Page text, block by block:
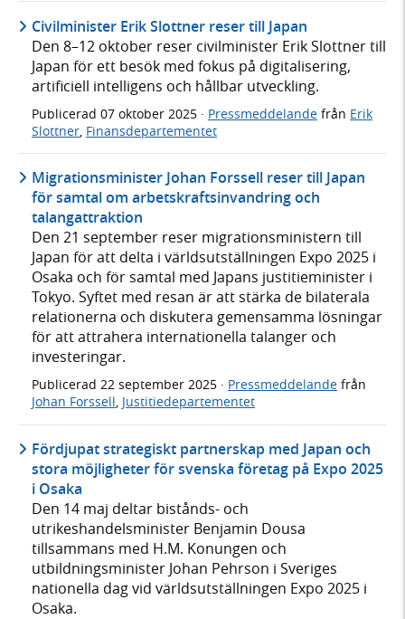
Civilminister Erik Slottner reser till Japan
Den 8–12 oktober reser civilminister Erik Slottner till
Japan för ett besök med fokus på digitalisering,
artificiell intelligens och hållbar utveckling.
Publicerad 07 oktober 2025 · Pressmeddelande från Erik
Slottner Finansdepartementet
Migrationsminister Johan Forssell reser till Japan
för samtal om arbetskraftsinvandring och
talangattraktion
Den 21 september reser migrationsministern till
Japan för att delta i världsutställningen Expo 2025 i
Osaka och för samtal med Japans justitieminister i
Tokyo. Syftet med resan är att stärka de bilaterala
relationerna och diskutera gemensamma lösningar
för att attrahera internationella talanger och
investeringar.
Publicerad 22 september 2025 · Pressmeddelande från
Johan Forssell, Justitiedepartementet
Fördjupat strategiskt partnerskap med Japan och
stora möjligheter för svenska företag på Expo 2025
i Osaka
Den 14 maj deltar bistånds- och
utrikeshandelsminister Benjamin Dousa
tillsammans med H.M. Konungen och
utbildningsminister Johan Pehrson i Sveriges
nationella dag vid världsutställningen Expo 2025 i
Osaka.